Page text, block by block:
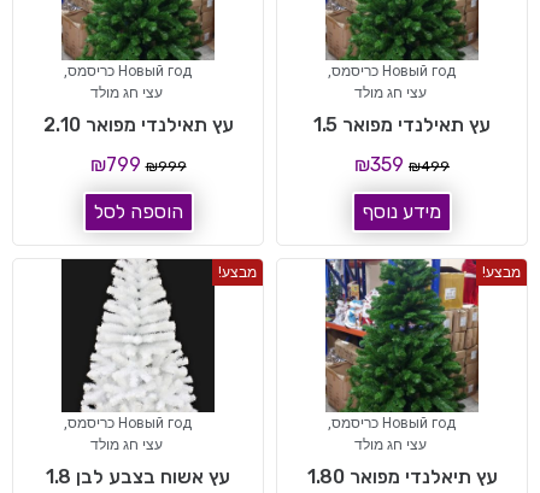
Новый год כריסמס
,
עצי חג מולד
עץ תאילנדי מפואר 1.5
₪499
₪359
מידע נוסף
Новый год כריסמס
,
עצי חג מולד
עץ תאילנדי מפואר 2.10
₪999
₪799
הוספה לסל
מבצע!
Новый год כריסמס
,
עצי חג מולד
עץ תיאלנדי מפואר 1.80
מבצע!
Новый год כריסמס
,
עצי חג מולד
עץ אשוח בצבע לבן 1.8